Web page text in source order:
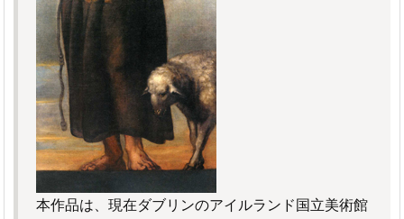
本作品は、現在ダブリンのアイルランド国立美術館